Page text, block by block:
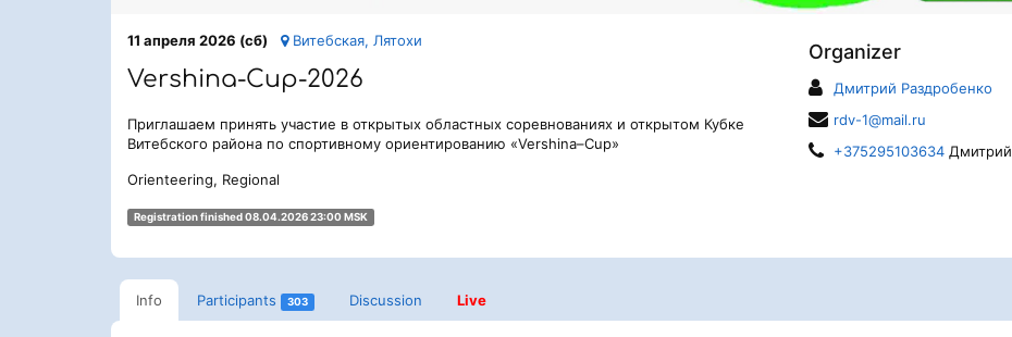
Organizer
Дмитрий Раздробенко
rdv-1@mail.ru
+375295103634Дмитрий
11 апреля 2026 (сб) Витебская, Лятохи
Vershina-Cup-2026
Приглашаем принять участие в открытых областных соревнованиях и открытом Кубке
Витебского района по спортивному ориентированию «Vershina–Cup»
Orienteering, Regional
Registration finished 08.04.2026 23:00 MSK
Info Participants 303 Discussion Live